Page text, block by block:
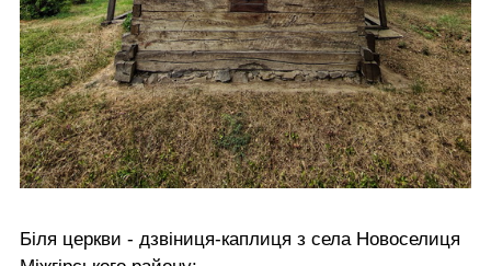
Біля церкви - дзвіниця-каплиця з села Новоселиця